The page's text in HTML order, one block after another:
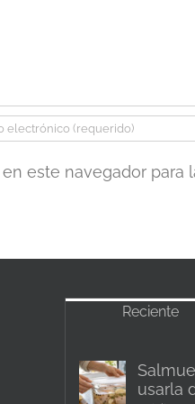
este navegador para
Reciente
usarla